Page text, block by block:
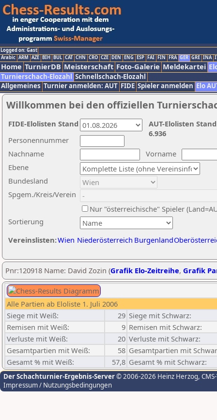
Logged on: Gast
Arabic ARM AZE BIH BUL CAT CHN CRO CZE DEN ENG ESP FAI FIN FRA GER GRE INA
Home TurnierDB Meisterschaft Foto-Galerie Meldekartei
Turnierschach-Elozahl Schnellschach-Elozahl
Allgemeines Turnier anmelden: AUT FIDE Spieler anmelden Elo
Willkommen bei den offiziellen
Nachname
Vorname
Ebene
Sortierung
Personennummer
Bundesland
Spgem./Kreis/Verein
Nur "österreichische" Spieler
Vereinslisten:Wien Niederösterreich Burgenland
AUT-Elolisten
6.936
FIDE-Elolisten Stand
Pnr:120918 Name: David Zozin (Grafik Elo-Zeitreihe, Grafik
Alle Partien ab Eloliste 1. Juli 2006
Siege mit Weiß:
29 Siege mit Schwarz:
Remisen mit Weiß:
9 Remisen mit Schwarz:
Verluste mit Weiß:
20 Verluste mit Schwarz:
Gesamtpartien mit Weiß:
58 Gesamtpartien mit
Gesamt % mit Weiß:
57,8 Gesamt % mit Schwarz:
Der Schachturnier-Ergebnis-Server© 2006-2026 Heinz Herzog,
Impressum / Nutzungsbedingungen